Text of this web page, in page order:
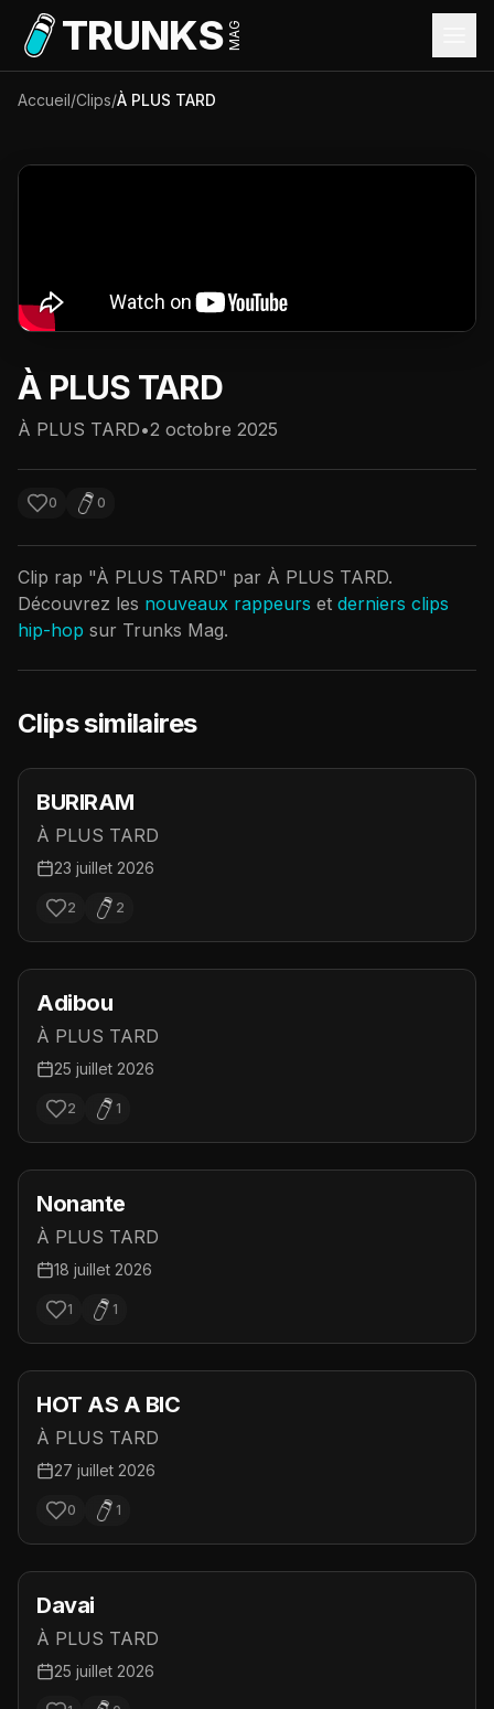
Aller au contenu principal
TRUNKSMAG
Accueil/Clips/À PLUS TARD
À PLUS TARD
À PLUS TARD•2 octobre 2025
0 0
Clip rap "À PLUS TARD" par À PLUS TARD.
Découvrez les nouveaux rappeurs et derniers clips
hip-hop sur Trunks Mag.
Clips similaires
BURIRAM
À PLUS TARD
23 juillet 2026
2 2
Adibou
À PLUS TARD
25 juillet 2026
2 1
Nonante
À PLUS TARD
18 juillet 2026
1 1
HOT AS A BIC
À PLUS TARD
27 juillet 2026
0 1
Davai
À PLUS TARD
25 juillet 2026